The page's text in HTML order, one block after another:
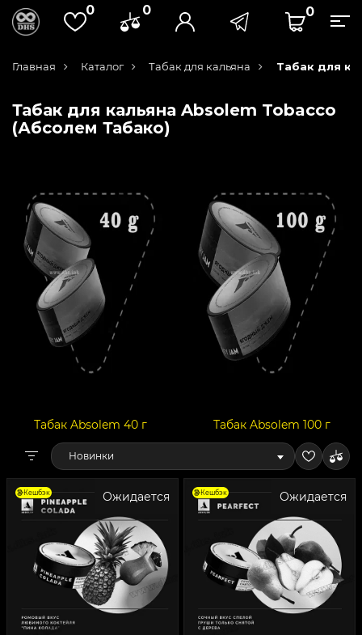
0 0 0
Главная Каталог Табак для кальяна Табак для
Табак для кальяна Absolem Tobacco
(Абсолем Табако)
Табак Absolem 40 г Табак Absolem 100 г
Новинки
Ожидается
Кешбэк Ожидается
Кешбэк